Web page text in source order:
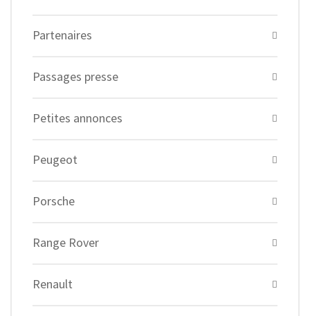
Partenaires
Passages presse
Petites annonces
Peugeot
Porsche
Range Rover
Renault